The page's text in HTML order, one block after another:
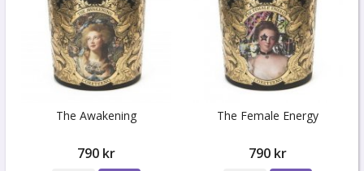
The Awakening
790 kr
The Female Energy
790 kr